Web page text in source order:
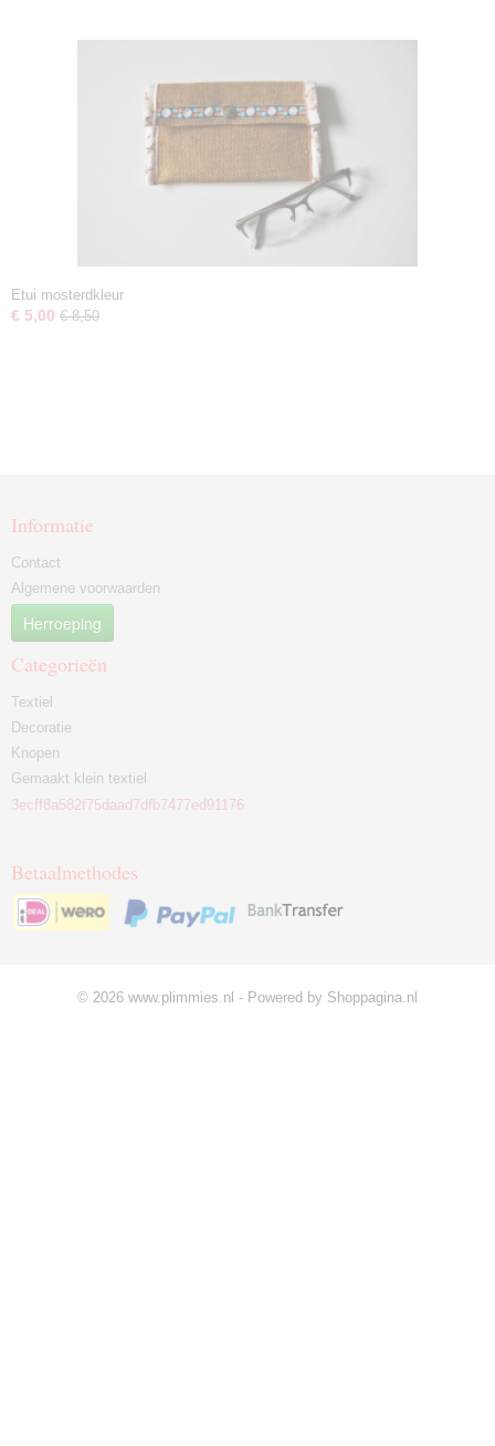
Etui mosterdkleur
€ 5,00 € 8,50
Informatie
Contact
Algemene voorwaarden
Herroeping
Categorieën
Textiel
Decoratie
Knopen
Gemaakt klein textiel
3ecff8a582f75daad7dfb7477ed91176
Betaalmethodes
© 2026 www.plimmies.nl - Powered by Shoppagina.nl